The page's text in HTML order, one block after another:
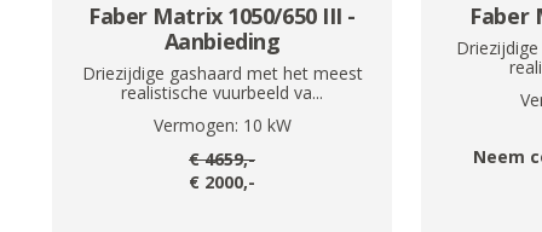
Faber Matrix 1050/650 III -
Aanbieding
Driezijdige gashaard met het meest
realistische vuurbeeld va...
Vermogen: 10 kW
€4659,-
€ 2000,-
Faber
Neem